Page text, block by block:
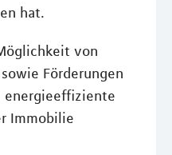
hat.
von
Förderungen
energieeffiziente
Immobilie